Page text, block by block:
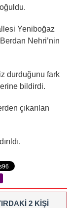
Yeniboğaz
Nehri’nin
durduğunu fark
bildirdi.
çıkarılan
2 KİŞİ